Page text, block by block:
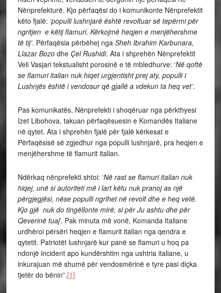
Nënprefekturë. Kjo përfaqësi do i komunikonte Nënprefektit
këto fjalë: ‘populli lushnjarë është revoltuar së tepërmi për
ngritjen e këtij flamuri. Kërkojmë heqjen e menjëhershme
të tij’. Përfaqësia përbëhej nga Sheh Ibrahim Karbunara,
Llazar Bozodhe Çel Rushidi. Ata i shprehën Nënprefektit
Veli Vasjari tekstualisht porosinë e të mbledhurve: ‘Në qoftë
se flamuri italian nuk hiqet urgjentisht prej aty, populli i
Lushnjës është i vendosur që gjallë a vdekun ta heq vet’.
Pas komunikatës, Nënprefekti i shoqëruar nga përkthyesi
Izet Libohova, takuan përfaqësuesin e Komandës Italiane
në qytet. Ata i shprehën fjalë për fjalë kërkesat e
Përfaqësisë së zgjedhur nga populli lushnjarë, pra heqjen e
menjëhershme të flamurit italian.
Ndërkaq nënprefekti shtoi: ‘Në rast se flamuri italian nuk
hiqej, unë si autoriteti më i lart këtu nuk pranoj as një
përgjegjësi, nëse populli ngrihet në revolt dhe e heq vetë.
Kjo gjë nuk do tingëllonte mirë, si për Ju ashtu dhe për
Qeverinë tuaj’. Pak minuta më vonë, Komanda Italiane
urdhëroi përsëri heqjen e flamurit italian nga qendra e
qytetit. Patriotët lushnjarë kur panë se flamuri u hoq pa
ndonjë incident apo kundërshtim nga ushtria italiane, u
inkurajuan më shumë për vendosmërinë e tyre pasi diçka
tjetër do bënin”.[1]